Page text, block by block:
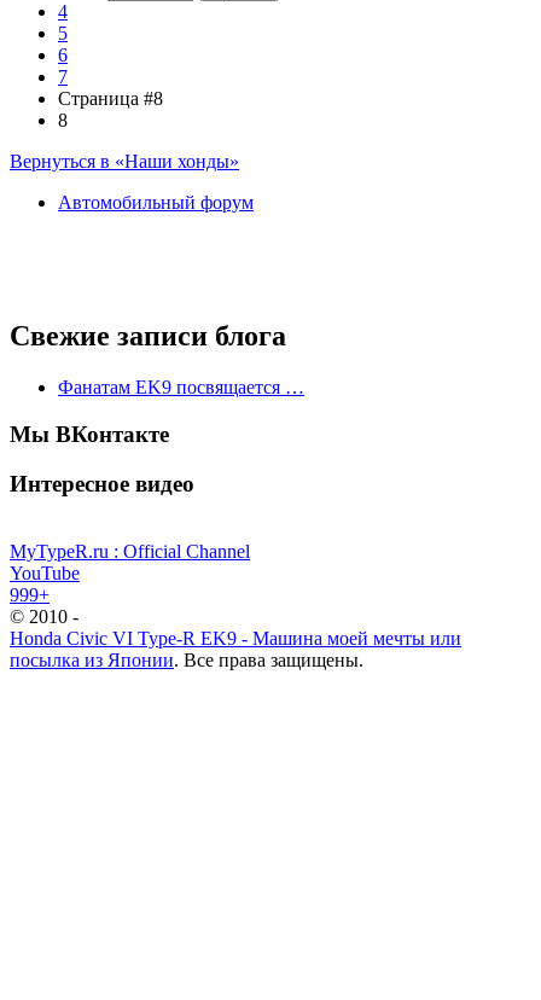
4
5
6
7
Страница #8
8
Вернуться в «Наши хонды»
Автомобильный форум
Свежие записи блога
Фанатам EK9 посвящается …
Мы ВКонтакте
Интересное видео
MyTypeR.ru : Official Channel
YouTube
999+
© 2010 -
Honda Civic VI Type-R EK9 - Машина моей мечты или
посылка из Японии. Все права защищены.